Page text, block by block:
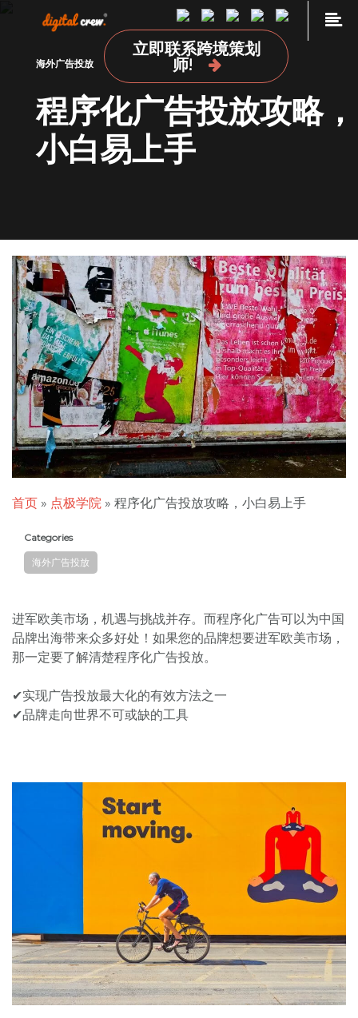
立即联系跨境策划
师!
首页
品牌海外营销推广
国外网站设计及开发建设
海外媒体投放
加入我们
联系我们
点极学院
海外广告投放
程序化广告投放攻略，
小白易上手
首页 » 点极学院 » 程序化广告投放攻略，小白易上手
Categories
海外广告投放
进军欧美市场，机遇与挑战并存。而程序化广告可以为中国
品牌出海带来众多好处！如果您的品牌想要进军欧美市场，
那一定要了解清楚程序化广告投放。
✔实现广告投放最大化的有效方法之一
✔品牌走向世界不可或缺的工具